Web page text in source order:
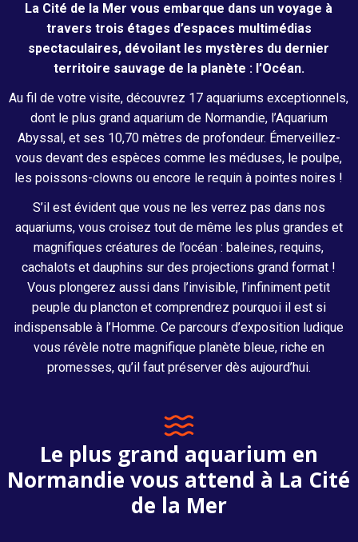
La Cité de la Mer vous embarque dans un voyage à
travers trois étages d’espaces multimédias
spectaculaires, dévoilant les mystères du dernier
territoire sauvage de la planète : l’Océan.
Au fil de votre visite, découvrez 17 aquariums exceptionnels,
dont le plus grand aquarium de Normandie, l’Aquarium
Abyssal, et ses 10,70 mètres de profondeur. Émerveillez-
vous devant des espèces comme les méduses, le poulpe,
les poissons-clowns ou encore le requin à pointes noires !
S’il est évident que vous ne les verrez pas dans nos
aquariums, vous croisez tout de même les plus grandes et
magnifiques créatures de l’océan : baleines, requins,
cachalots et dauphins sur des projections grand format !
Vous plongerez aussi dans l’invisible, l’infiniment petit
peuple du plancton et comprendrez pourquoi il est si
indispensable à l’Homme. Ce parcours d’exposition ludique
vous révèle notre magnifique planète bleue, riche en
promesses, qu’il faut préserver dès aujourd’hui.
Le plus grand aquarium en
Normandie vous attend à La Cité
de la Mer